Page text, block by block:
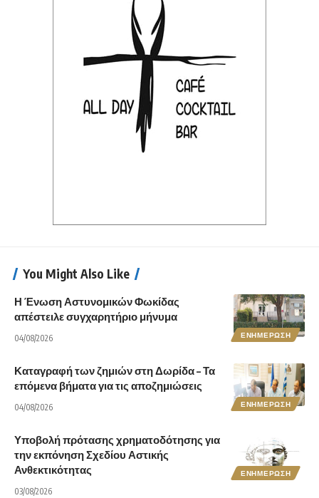
You Might Also Like
ΕΝΗΜΕΡΩΣΗ
Η Ένωση Αστυνομικών Φωκίδας
απέστειλε συγχαρητήριο μήνυμα
04/08/2026
ΕΝΗΜΕΡΩΣΗ
Καταγραφή των ζημιών στη Δωρίδα – Τα
επόμενα βήματα για τις αποζημιώσεις
04/08/2026
ΕΝΗΜΕΡΩΣΗ
Υποβολή πρότασης χρηματοδότησης για
την εκπόνηση Σχεδίου Αστικής
Ανθεκτικότητας
03/08/2026